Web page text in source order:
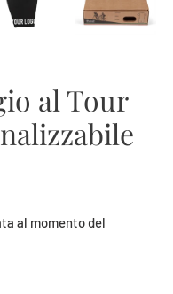
al Tour
al momento del